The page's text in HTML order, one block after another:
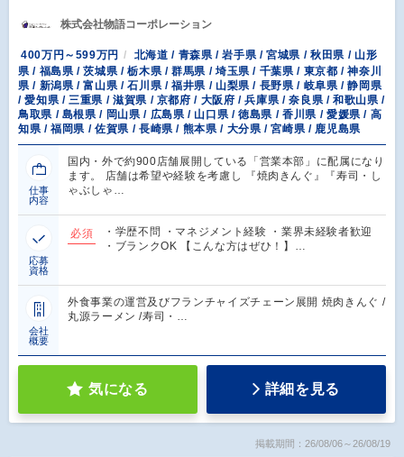
株式会社物語コーポレーション
400万円～599万円
北海道 / 青森県 / 岩手県 / 宮城県 / 秋田県 / 山形
県 / 福島県 / 茨城県 / 栃木県 / 群馬県 / 埼玉県 / 千葉県 / 東京都 / 神奈川
県 / 新潟県 / 富山県 / 石川県 / 福井県 / 山梨県 / 長野県 / 岐阜県 / 静岡県
/ 愛知県 / 三重県 / 滋賀県 / 京都府 / 大阪府 / 兵庫県 / 奈良県 / 和歌山県 /
鳥取県 / 島根県 / 岡山県 / 広島県 / 山口県 / 徳島県 / 香川県 / 愛媛県 / 高
知県 / 福岡県 / 佐賀県 / 長崎県 / 熊本県 / 大分県 / 宮崎県 / 鹿児島県
仕事
内容
国内・外で約900店舗展開している「営業本部」に配属になり
ます。 店舗は希望や経験を考慮し 『焼肉きんぐ』『寿司・し
ゃぶしゃ…
応募
資格
必須
・学歴不問 ・マネジメント経験 ・業界未経験者歓迎
・ブランクOK 【こんな方はぜひ！】…
会社
概要
外食事業の運営及びフランチャイズチェーン展開 焼肉きんぐ /
丸源ラーメン /寿司・…
気になる 詳細を見る
掲載期間：26/08/06～26/08/19